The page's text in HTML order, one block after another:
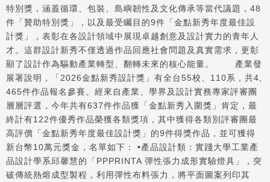
特別獎，涵蓋循環、包裝、島嶼韌性及文化傳承等當代議題，48
件「贊助特別獎」，以及最受矚目的9件「金點新秀年度最佳設
計獎」，表彰在各設計領域中展現卓越創意及設計實力的青年人
才。這群設計新秀不僅透過作品回應社會問題及真實需求，更彰
顯了設計作為驅動產業轉型、翻轉未來的核心能量。 產業發
展署說明，「2026金點新秀設計獎」有全台55校、110系，共4,
465件作品報名參賽。經來自產業、學界及設計實務專家評審團
層層評選，今年共有637件作品獲「金點新秀入圍獎」肯定，最
終計有122件優秀作品榮獲各類獎項，其中獲得各類別評審團最
高評價「金點新秀年度最佳設計獎」的9件得獎作品，並可獲得
新台幣10萬元獎金，名單如下： •產品設計類：實踐大學工業產
品設計學系邱馨慧的「PPPRINTA 彈性張力成形實驗燈具」，突
破傳統熱熔成型製程，利用彈性布料張力，將平面圖案列印其